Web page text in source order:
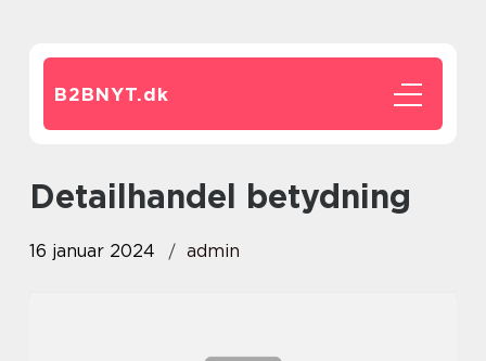
B2BNYT.dk
detailhandel betydning
16 januar 2024 admin